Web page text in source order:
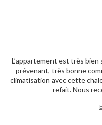
L’appartement est très
prévenant, très bonne
climatisation avec cette
refait. Nous
―